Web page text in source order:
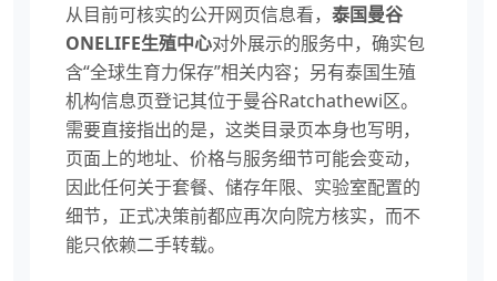
从目前可核实的公开网页信息看， 泰国曼谷
ONELIFE生殖中心对外展示的服务中，确实包
含“全球生育力保存”相关内容；另有泰国生殖
机构信息页登记其位于曼谷Ratchathewi区。
需要直接指出的是，这类目录页本身也写明，
页面上的地址、价格与服务细节可能会变动，
因此任何关于套餐、储存年限、实验室配置的
细节，正式决策前都应再次向院方核实，而不
能只依赖二手转载。